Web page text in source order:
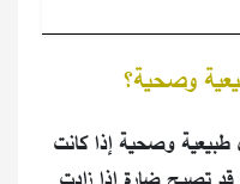
وصحية؟
طبيعية وصحية إذا كانت